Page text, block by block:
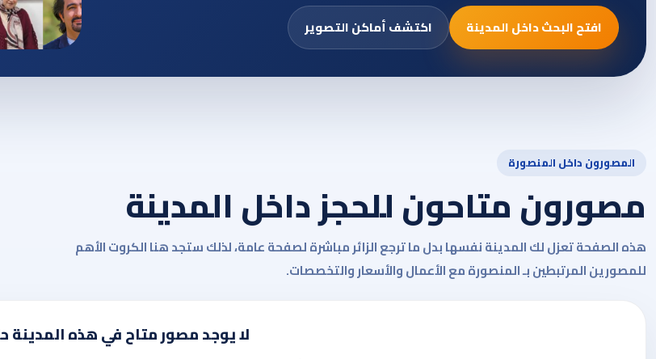
افتح البحث داخل المدينة اكتشف أماكن التصوير
المصورون داخل المنصورة
مصورون متاحون للحجز داخل المدينة
هذه الصفحة تعزل لك المدينة نفسها بدل ما ترجع الزائر مباشرة لصفحة عامة، لذلك ستجد هنا الكروت الأهم
للمصورين المرتبطين بـ المنصورة مع الأعمال والأسعار والتخصصات.
لا يوجد مصور متاح في هذه المدينة